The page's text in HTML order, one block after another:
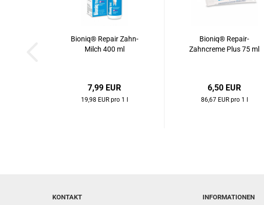
Bioniq® Repair Zahn-
Milch 400 ml
7,99 EUR
19,98 EUR pro 1 l
Bioniq® Repair-
Zahncreme Plus 75 ml
6,50 EUR
86,67 EUR pro 1 l
INFORMATIONEN
KONTAKT